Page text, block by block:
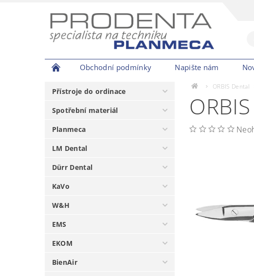
Obchodní podmínky Napište nám
Přístroje do ordinace
Spotřební materiál
Planmeca
LM Dental
Dürr Dental
KaVo
W&H
EMS
EKOM
BienAir
ORBIS Dental